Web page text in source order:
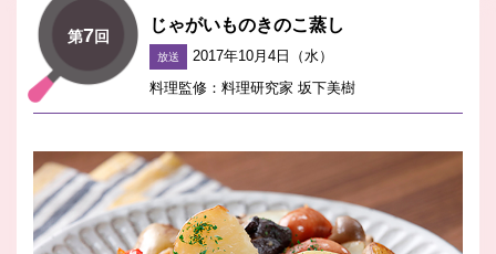
第7回
じゃがいものきのこ蒸し
放送
2017年10月4日（水）
料理監修：料理研究家 坂下美樹